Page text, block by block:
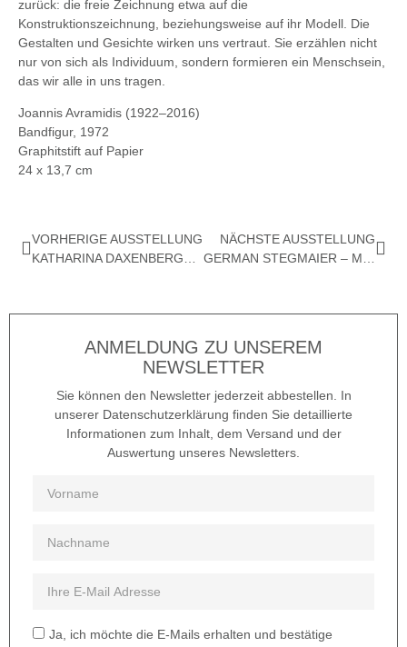
zurück: die freie Zeichnung etwa auf die
Konstruktionszeichnung, beziehungsweise auf ihr Modell. Die
Gestalten und Gesichte wirken uns vertraut. Sie erzählen nicht
nur von sich als Individuum, sondern formieren ein Menschsein,
das wir alle in uns tragen.
Joannis Avramidis (1922–2016)
Bandfigur, 1972
Graphitstift auf Papier
24 x 13,7 cm
VORHERIGE AUSSTELLUNG
NÄCHSTE AUSSTELLUNG
ANMELDUNG ZU UNSEREM
NEWSLETTER
Sie können den Newsletter jederzeit abbestellen. In
unserer Datenschutzerklärung finden Sie detaillierte
Informationen zum Inhalt, dem Versand und der
Auswertung unseres Newsletters.
Ja, ich möchte die E-Mails erhalten und bestätige